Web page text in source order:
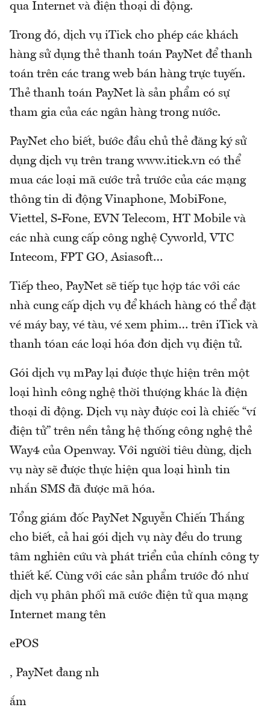
qua Internet và điện thoại di động.
Trong đó, dịch vụ iTick cho phép các khách
hàng sử dụng thẻ thanh toán PayNet để thanh
toán trên các trang web bán hàng trực tuyến.
Thẻ thanh toán PayNet là sản phẩm có sự
tham gia của các ngân hàng trong nước.
PayNet cho biết, bước đầu chủ thẻ đăng ký sử
dụng dịch vụ trên trang www.itick.vn có thể
mua các loại mã cước trả trước của các mạng
thông tin di động Vinaphone, MobiFone,
Viettel, S-Fone, EVN Telecom, HT Mobile và
các nhà cung cấp công nghệ Cyworld, VTC
Intecom, FPT GO, Asiasoft…
Tiếp theo, PayNet sẽ tiếp tục hợp tác với các
nhà cung cấp dịch vụ để khách hàng có thể đặt
vé máy bay, vé tàu, vé xem phim… trên iTick và
thanh tóan các loại hóa đơn dịch vụ điện tử.
Gói dịch vụ mPay lại được thực hiện trên một
loại hình công nghệ thời thượng khác là điện
thoại di động. Dịch vụ này được coi là chiếc “ví
điện tử” trên nền tảng hệ thống công nghệ thẻ
Way4 của Openway. Với người tiêu dùng, dịch
vụ này sẽ được thực hiện qua loại hình tin
nhắn SMS đã được mã hóa.
Tổng giám đốc PayNet Nguyễn Chiến Thắng
cho biết, cả hai gói dịch vụ này đều do trung
tâm nghiên cứu và phát triển của chính công ty
thiết kế. Cùng với các sản phẩm trước đó như
dịch vụ phân phối mã cước điện tử qua mạng
Internet mang tên
ePOS
, PayNet đang nh
ắm